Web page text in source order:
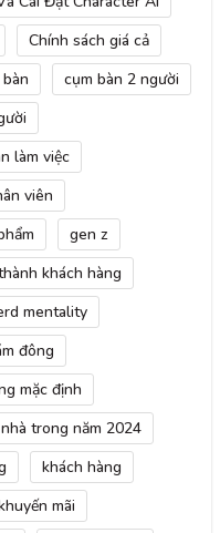
Chính sách giá cả
cụm bàn 2 người
làm việc
viên
gen z
khách hàng
mentality
đông
mặc định
trong năm 2024
khách hàng
mãi